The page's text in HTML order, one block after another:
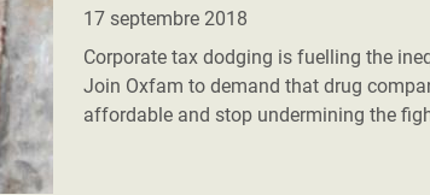
Syrie
17 septembre 2018
Corporate tax dodging is fuelling the
Join Oxfam to demand that drug
affordable and stop undermining the